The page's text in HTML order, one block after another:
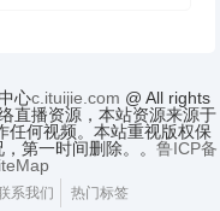
心c.ituijie.com @ All rights
直播资源，本站资源来源于
任何视频。本站重视版权保
第一时间删除。。 鲁ICP备
系我们 热门标签